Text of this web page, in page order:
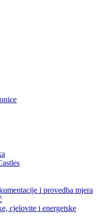
i provedba mjera
cjelovite i energetske